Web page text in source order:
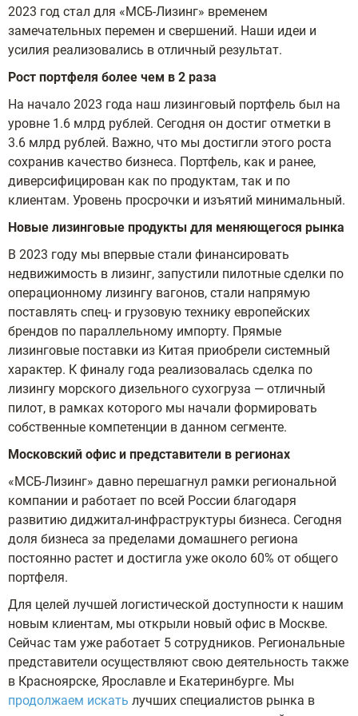
2023 год стал для «МСБ-Лизинг» временем
замечательных перемен и свершений. Наши идеи и
усилия реализовались в отличный результат.
Рост портфеля более чем в 2 раза
На начало 2023 года наш лизинговый портфель был на
уровне 1.6 млрд рублей. Сегодня он достиг отметки в
3.6 млрд рублей. Важно, что мы достигли этого роста
сохранив качество бизнеса. Портфель, как и ранее,
диверсифицирован как по продуктам, так и по
клиентам. Уровень просрочки и изъятий минимальный.
Новые лизинговые продукты для меняющегося рынка
В 2023 году мы впервые стали финансировать
недвижимость в лизинг, запустили пилотные сделки по
операционному лизингу вагонов, стали напрямую
поставлять спец- и грузовую технику европейских
брендов по параллельному импорту. Прямые
лизинговые поставки из Китая приобрели системный
характер. К финалу года реализовалась сделка по
лизингу морского дизельного сухогруза — отличный
пилот, в рамках которого мы начали формировать
собственные компетенции в данном сегменте.
Московский офис и представители в регионах
«МСБ-Лизинг» давно перешагнул рамки региональной
компании и работает по всей России благодаря
развитию диджитал-инфраструктуры бизнеса. Сегодня
доля бизнеса за пределами домашнего региона
постоянно растет и достигла уже около 60% от общего
портфеля.
Для целей лучшей логистической доступности к нашим
новым клиентам, мы открыли новый офис в Москве.
Сейчас там уже работает 5 сотрудников. Региональные
представители осуществляют свою деятельность также
в Красноярске, Ярославле и Екатеринбурге. Мы
продолжаем искать лучших специалистов рынка в